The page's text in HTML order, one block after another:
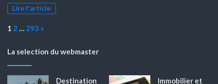
Lire l'article
Page:
1 2 … 293 Next
»
La selection du webmaster
Destination
Immobilier et